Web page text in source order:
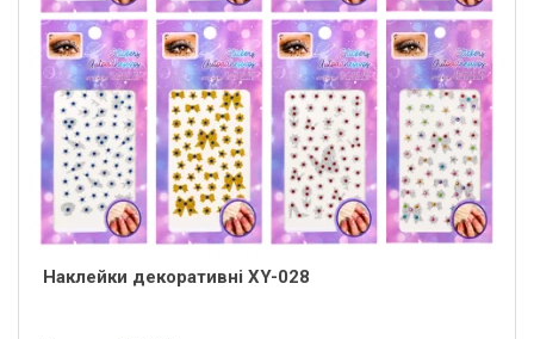
Наклейки декоративні XY-028